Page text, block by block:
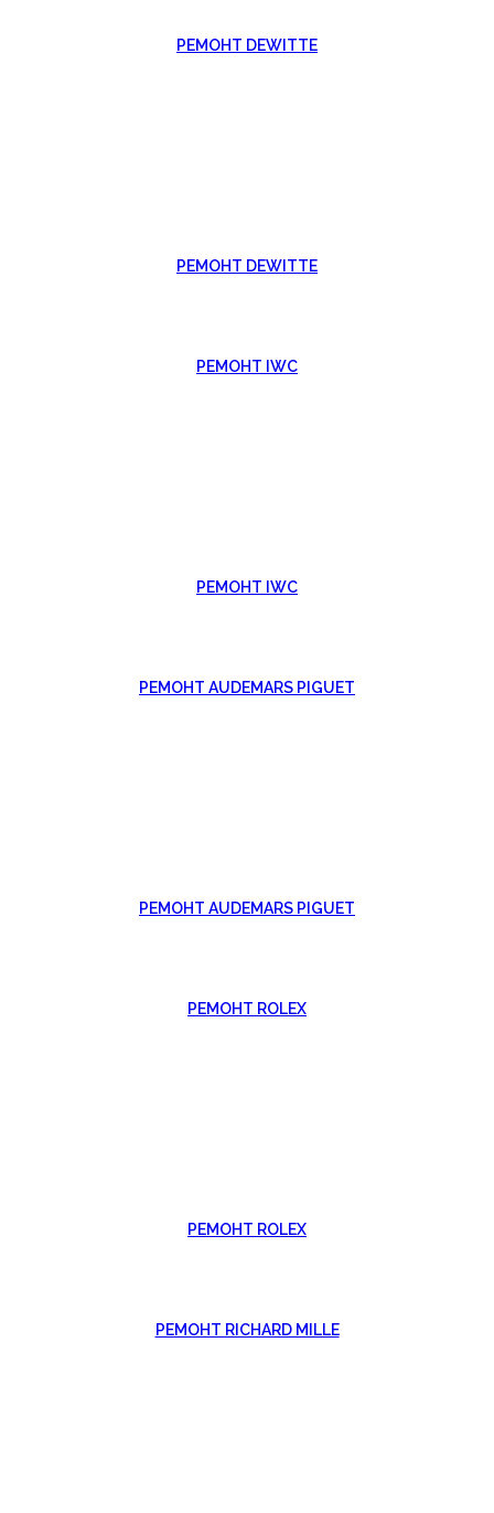
РЕМОНТ DEWITTE
РЕМОНТ DEWITTE
РЕМОНТ IWC
РЕМОНТ IWC
РЕМОНТ AUDEMARS PIGUET
РЕМОНТ AUDEMARS PIGUET
РЕМОНТ ROLEX
РЕМОНТ ROLEX
РЕМОНТ RICHARD MILLE